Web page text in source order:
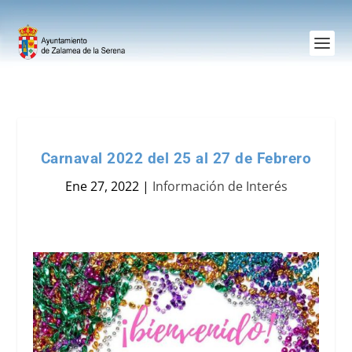
Carnaval 2022 del 25 al 27 de Febrero
Ene 27, 2022| Información de Interés